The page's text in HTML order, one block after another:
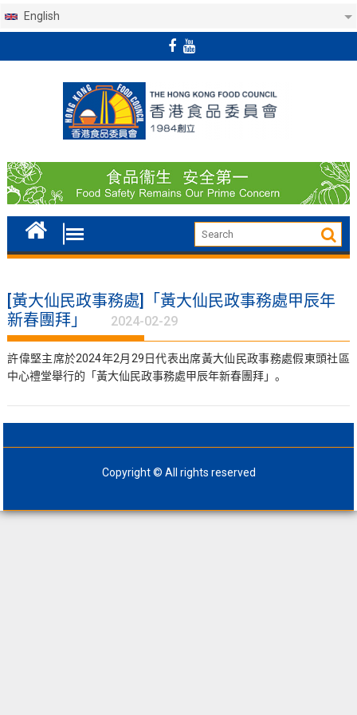
English
[黃大仙民政事務處]「黃大仙民政事務處甲辰年
新春團拜」
2024-02-29
許偉堅主席於2024年2月29日代表出席黃大仙民政事務處假東頭社區
中心禮堂舉行的「黃大仙民政事務處甲辰年新春團拜」。
Copyright © All rights reserved